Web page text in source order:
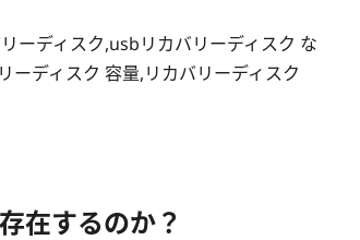
ーディスク,usbリカバリーディスク な
ーディスク 容量,リカバリーディスク
在するのか？